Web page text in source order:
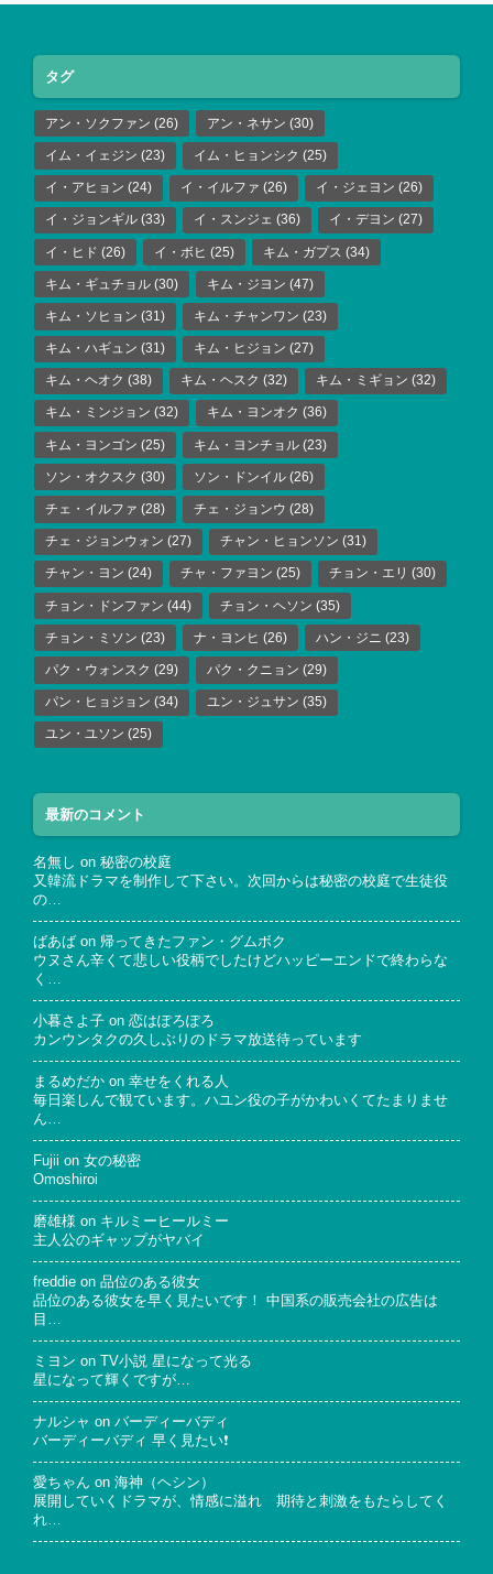
タグ
アン・ソクファン (26) アン・ネサン (30)
イム・イェジン (23) イム・ヒョンシク (25)
イ・アヒョン (24) イ・イルファ (26) イ・ジェヨン (26)
イ・ジョンギル (33) イ・スンジェ (36) イ・デヨン (27)
イ・ヒド (26) イ・ボヒ (25) キム・ガプス (34)
キム・ギュチョル (30) キム・ジヨン (47)
キム・ソヒョン (31) キム・チャンワン (23)
キム・ハギュン (31) キム・ヒジョン (27)
キム・ヘオク (38) キム・ヘスク (32) キム・ミギョン (32)
キム・ミンジョン (32) キム・ヨンオク (36)
キム・ヨンゴン (25) キム・ヨンチョル (23)
ソン・オクスク (30) ソン・ドンイル (26)
チェ・イルファ (28) チェ・ジョンウ (28)
チェ・ジョンウォン (27) チャン・ヒョンソン (31)
チャン・ヨン (24) チャ・ファヨン (25) チョン・エリ (30)
チョン・ドンファン (44) チョン・ヘソン (35)
チョン・ミソン (23) ナ・ヨンヒ (26) ハン・ジニ (23)
パク・ウォンスク (29) パク・クニョン (29)
パン・ヒョジョン (34) ユン・ジュサン (35)
ユン・ユソン (25)
最新のコメント
名無し on 秘密の校庭
又韓流ドラマを制作して下さい。次回からは秘密の校庭で生徒役
の…
ばあば on 帰ってきたファン・グムボク
ウヌさん辛くて悲しい役柄でしたけどハッピーエンドで終わらな
く…
小暮さよ子 on 恋はぽろぽろ
カンウンタクの久しぶりのドラマ放送待っています
まるめだか on 幸せをくれる人
毎日楽しんで観ています。ハユン役の子がかわいくてたまりませ
ん…
Fujii on 女の秘密
Omoshiroi
磨雄様 on キルミーヒールミー
主人公のギャップがヤバイ
freddie on 品位のある彼女
品位のある彼女を早く見たいです！ 中国系の販売会社の広告は
目…
ミヨン on
TV小説 星になって光る
星になって輝くですが…
ナルシャ on バーディーバディ
バーディーバディ 早く見たい❗
愛ちゃん on 海神（ヘシン）
展開していくドラマが、情感に溢れ 期待と刺激をもたらしてく
れ…